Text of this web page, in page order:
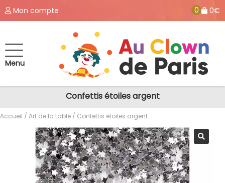
Mon compte 0 0€
Menu
Confettis étoiles argent
Accueil / Art de la table / Confettis étoiles argent